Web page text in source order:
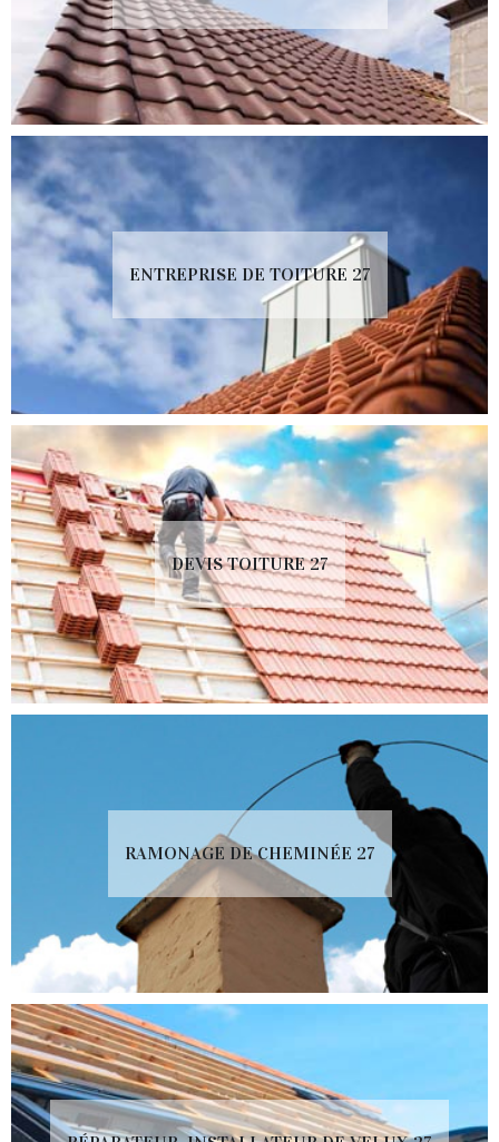
ENTREPRISE DE TOITURE 27
DEVIS TOITURE 27
RAMONAGE DE CHEMINÉE 27